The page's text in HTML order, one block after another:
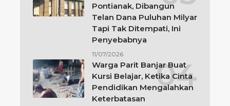
Pontianak, Dibangun
Telan Dana Puluhan Milyar
Tapi Tak Ditempati, Ini
Penyebabnya
11/07/2026
Warga Parit Banjar Buat
Kursi Belajar, Ketika Cinta
Pendidikan Mengalahkan
Keterbatasan